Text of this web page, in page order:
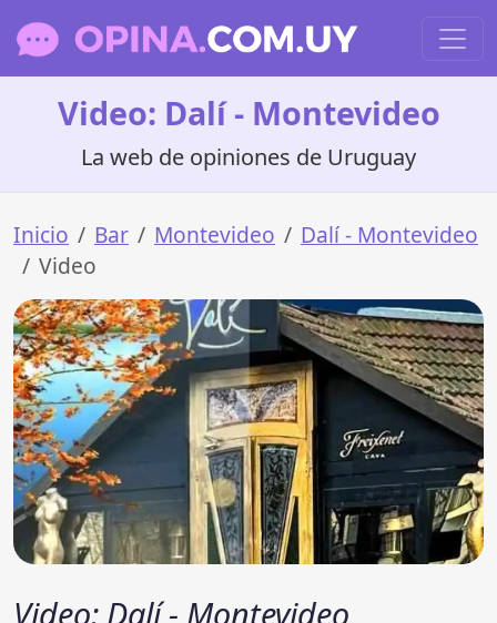
Video: Dalí - Montevideo
La web de opiniones de Uruguay
Inicio Bar Montevideo
Dalí - Montevideo
Video
Video: Dalí - Montevideo,